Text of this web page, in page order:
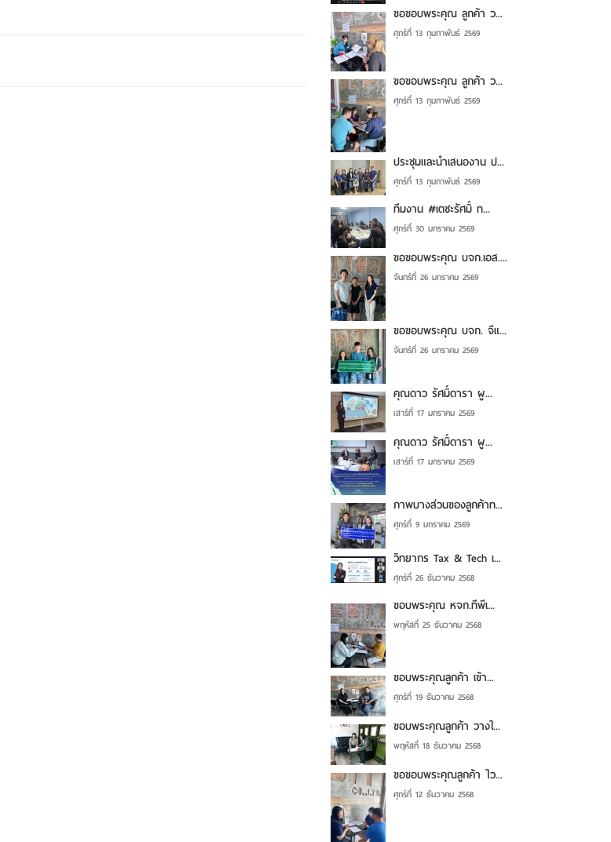
ขอขอบพระคุณ ลูกค้า ว...
ศุกร์ที่ 13 กุมภาพันธ์ 2569
ขอขอบพระคุณ ลูกค้า ว...
ศุกร์ที่ 13 กุมภาพันธ์ 2569
ประชุมและนำเสนองาน ป...
ศุกร์ที่ 13 กุมภาพันธ์ 2569
ทีมงาน #เตชะรัศมิ์ ท...
ศุกร์ที่ 30 มกราคม 2569
ขอขอบพระคุณ บจก.เอส....
จันทร์ที่ 26 มกราคม 2569
ขอขอบพระคุณ บจก. จีแ...
จันทร์ที่ 26 มกราคม 2569
คุณดาว รัศมิ์ดารา ผู...
เสาร์ที่ 17 มกราคม 2569
คุณดาว รัศมิ์ดารา ผู...
เสาร์ที่ 17 มกราคม 2569
ภาพบางส่วนของลูกค้าท...
ศุกร์ที่ 9 มกราคม 2569
วิทยากร Tax & Tech เ...
ศุกร์ที่ 26 ธันวาคม 2568
ขอบพระคุณ หจก.ทีพีเ...
พฤหัสที่ 25 ธันวาคม 2568
ขอบพระคุณลูกค้า เข้า...
ศุกร์ที่ 19 ธันวาคม 2568
ขอบพระคุณลูกค้า วางใ...
พฤหัสที่ 18 ธันวาคม 2568
ขอขอบพระคุณลูกค้า ไว...
ศุกร์ที่ 12 ธันวาคม 2568